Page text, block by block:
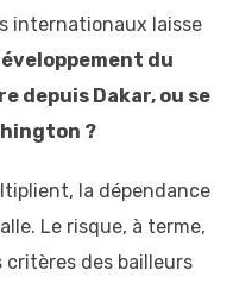
internationaux laisse
du
depuis Dakar, ou se
?
la dépendance
Le risque, à terme,
critères des bailleurs